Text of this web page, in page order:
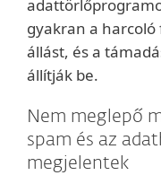
gyakran a
állást, és a
állítják be.
Nem meglepő
spam és az
megjelentek